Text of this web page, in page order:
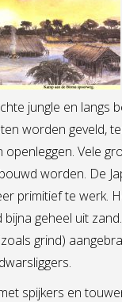
jungle en langs
worden geveld,
Vele
worden. De
primitief te werk.
geheel uit
grind)
spijkers en